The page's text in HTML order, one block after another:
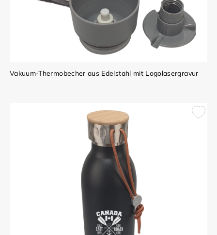
Vakuum-Thermobecher aus Edelstahl mit Logolasergravur